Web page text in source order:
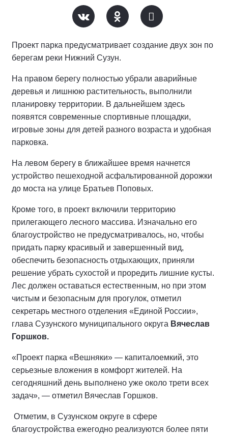
Проект парка предусматривает создание двух зон по
берегам реки Нижний Сузун.
На правом берегу полностью убрали аварийные
деревья и лишнюю растительность, выполнили
планировку территории. В дальнейшем здесь
появятся современные спортивные площадки,
игровые зоны для детей разного возраста и удобная
парковка.
На левом берегу в ближайшее время начнется
устройство пешеходной асфальтированной дорожки
до моста на улице Братьев Поповых.
Кроме того, в проект включили территорию
прилегающего лесного массива. Изначально его
благоустройство не предусматривалось, но, чтобы
придать парку красивый и завершенный вид,
обеспечить безопасность отдыхающих, приняли
решение убрать сухостой и проредить лишние кусты.
Лес должен оставаться естественным, но при этом
чистым и безопасным для прогулок, отметил
секретарь местного отделения «Единой России»,
глава Сузунского муниципального округа Вячеслав
Горшков.
«Проект парка «Вешняки» — капиталоемкий, это
серьезные вложения в комфорт жителей. На
сегодняшний день выполнено уже около трети всех
задач», — отметил Вячеслав Горшков.
Отметим, в Сузунском округе в сфере
благоустройства ежегодно реализуются более пяти